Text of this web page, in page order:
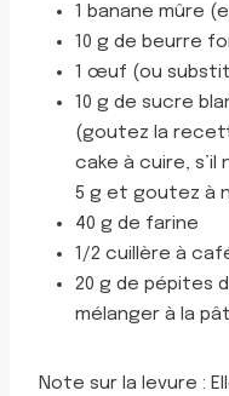
1 banane mûre
10 g de beurre
1 œuf (ou
10 g de sucre
(goutez la
cake à cuire, s’il
5 g et goutez à
40 g de farine
1/2 cuillère à
20 g de pépites
mélanger à la
Note sur la levure :